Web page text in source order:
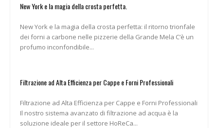
New York e la magia della crosta perfetta.
New York e la magia della crosta perfetta: il ritorno trionfale
dei forni a carbone nelle pizzerie della Grande Mela C’è un
profumo inconfondibile...
Filtrazione ad Alta Efficienza per Cappe e Forni Professionali
Filtrazione ad Alta Efficienza per Cappe e Forni Professionali
Il nostro sistema avanzato di filtrazione ad acqua è la
soluzione ideale per il settore HoReCa...